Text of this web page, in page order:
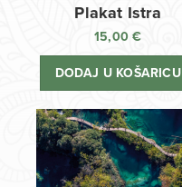
Plakat Istra
15,00€
DODAJ U KOŠARICU